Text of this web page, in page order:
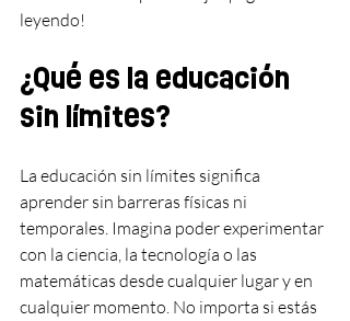
leyendo!
¿Qué es la educación
sin límites?
La educación sin límites significa
aprender sin barreras físicas ni
temporales. Imagina poder experimentar
con la ciencia, la tecnología o las
matemáticas desde cualquier lugar y en
cualquier momento. No importa si estás